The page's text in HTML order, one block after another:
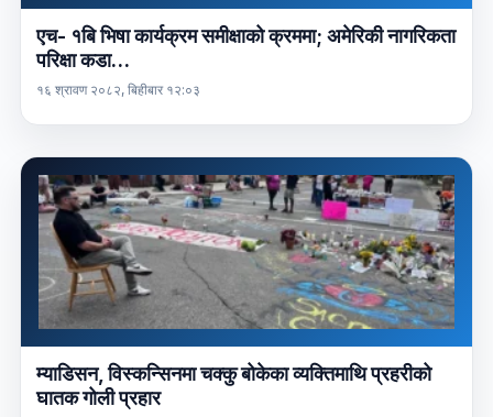
एच- १बि भिषा कार्यक्रम समीक्षाको क्रममा; अमेरिकी नागरिकता
परिक्षा कडा…
१६ श्रावण २०८२, बिहीबार १२:०३
म्याडिसन, विस्कन्सिनमा चक्कु बोकेका व्यक्तिमाथि प्रहरीको
घातक गोली प्रहार